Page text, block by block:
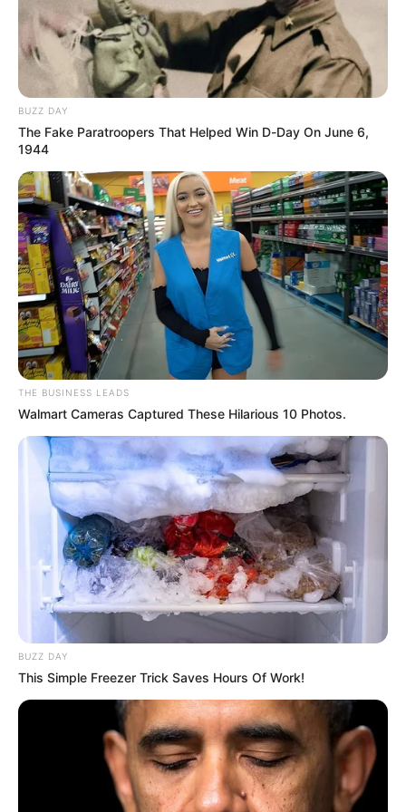
2029 | 1.175
2030 | 1.150
2031 | 1.125
2032 | 1.100
2033 | 1.075
2034 | 1.050
2035 | 1.025
2036 | 1.000
Cabe aclarar queuna semana cotizadase refiere a un
liquidarán y cobrarán con base en el número de días
efectivamente cotizados.
Beneficio adicional para madres
Un aspecto destacado de la reforma es el reconocimiento
trabajo no remuneradode las mujeres que tienen hijos.
En el componente de prima media del pilar contributivo
las madres podrán reducir50 semanasde cotización por
cada hijo nacido vivo o adoptado, con un máximo de
. Esto les permitirá disminuir hasta 150 semanas
pensionarse con850 semanas cotizadas.
Para acceder a este beneficio, es necesario que las
mujeres cumplan la edad mínima de pensión
y no hayan
completado las semanas exigidas. Sin embargo, este
reconocimientono aplicapara quienes están bajo el
régimen de transición.
BUZZ DAY
The Fake Paratroopers That Helped Win D-Day On June 6,
1944
THE BUSINESS LEADS
Walmart Cameras Captured These Hilarious 10 Photos.
BUZZ DAY
This Simple Freezer Trick Saves Hours Of Work!